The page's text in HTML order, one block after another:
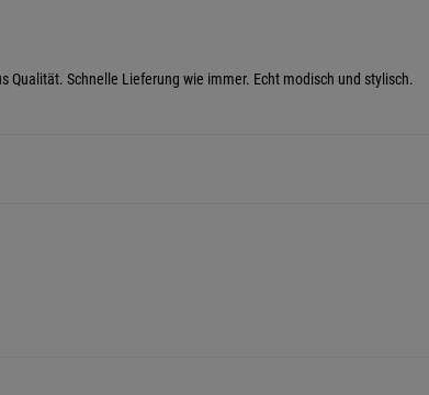
Qualität. Schnelle Lieferung wie immer. Echt modisch und stylisch.